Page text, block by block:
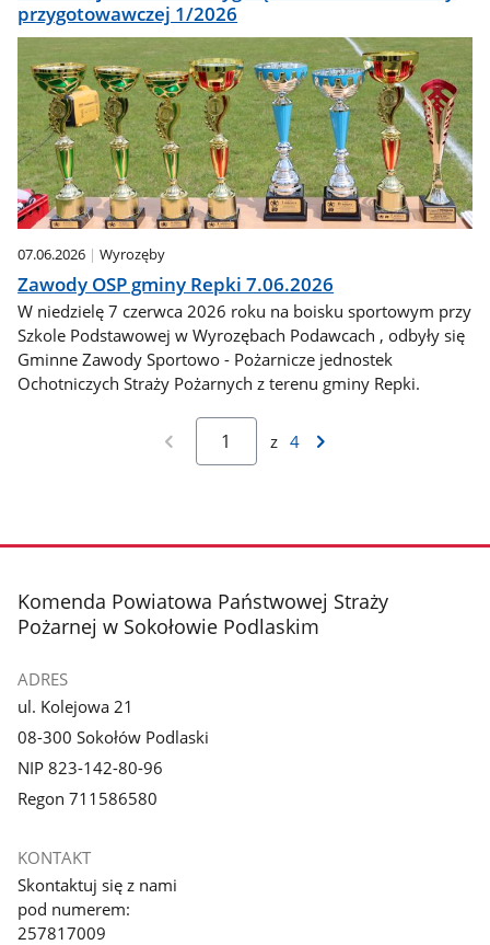
przygotowawczej 1/2026
07.06.2026 Wyrozęby
Zawody OSP gminy Repki 7.06.2026
W niedzielę 7 czerwca 2026 roku na boisku sportowym przy
Szkole Podstawowej w Wyrozębach Podawcach , odbyły się
Gminne Zawody Sportowo - Pożarnicze jednostek
Ochotniczych Straży Pożarnych z terenu gminy Repki.
z 4
stopka
Komenda Powiatowa Państwowej Straży
Pożarnej w Sokołowie Podlaskim
ADRES
ul. Kolejowa 21
08-300 Sokołów Podlaski
NIP 823-142-80-96
Regon 711586580
KONTAKT
Skontaktuj się z nami
pod numerem:
257817009